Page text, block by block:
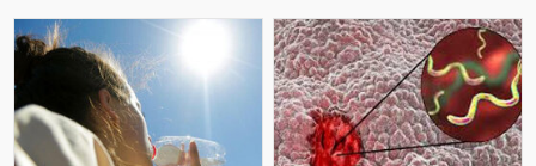
artıq oynanılması fiziki və psixoloji
problemlərə səbəb ola bilər